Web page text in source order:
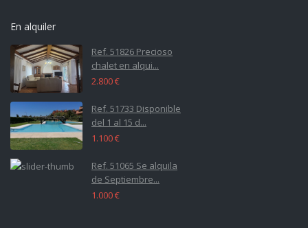
En alquiler
Ref. 51826 Precioso
chalet en alqui...
2.800 €
Ref. 51733 Disponible
del 1 al 15 d...
1.100 €
Ref. 51065 Se alquila
de Septiembre...
1.000 €